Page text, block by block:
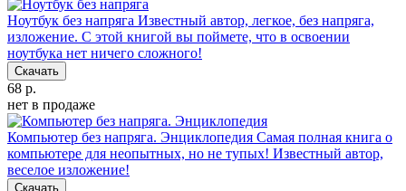
Ноутбук без напряга Известный автор, легкое, без напряга,
изложение. С этой книгой вы поймете, что в освоении
ноутбука нет ничего сложного!
Скачать
68 р.
нет в продаже
Компьютер без напряга. Энциклопедия Самая полная книга о
компьютере для неопытных, но не тупых! Известный автор,
веселое изложение!
Скачать